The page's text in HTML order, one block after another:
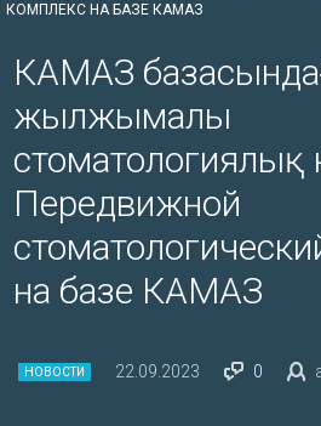
КОМПЛЕКС НА БАЗЕ КАМАЗ
КАМАЗ
жылжымалы
стоматологиялық
Передвижной
на базе КАМАЗ
НОВОСТИ 22.09.2023 0